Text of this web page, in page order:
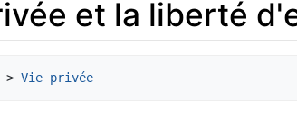
et la liberté
> Vie privée